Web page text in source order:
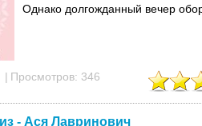
Однако долгожданный вечер
| Просмотров: 346
- Ася Лавринович